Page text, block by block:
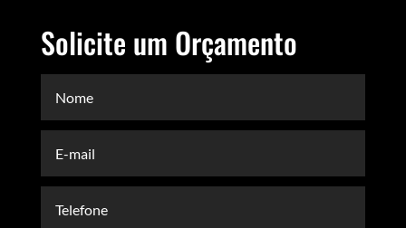
Solicite um Orçamento